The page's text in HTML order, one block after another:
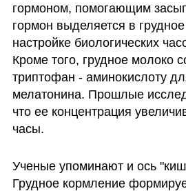
гормоном, помогающим
гормон выделяется в
настройке биологических
Кроме того, грудное молоко
триптофан - аминокислоту
мелатонина. Прошлые
что ее концентрация
часы.
Ученые упоминают и ось
Грудное кормление